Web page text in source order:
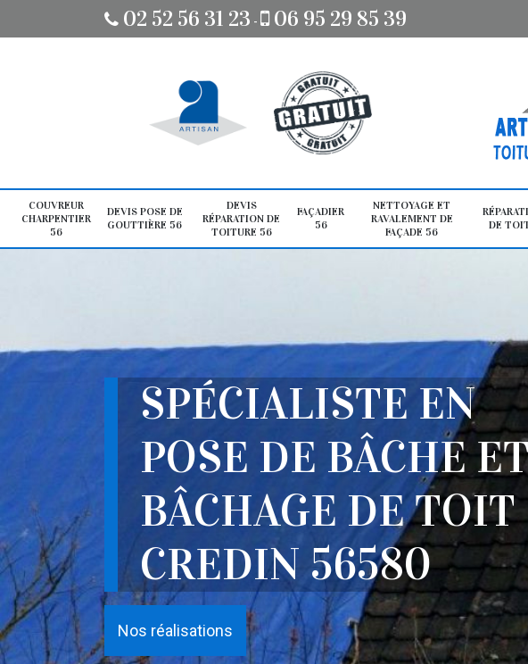
02 52 56 31 23 - 06 95 29 85 39
COUVREUR
CHARPENTIER
56
DEVIS POSE DE
GOUTTIÈRE 56
DEVIS
RÉPARATION DE
TOITURE 56
FAÇADIER
56
NETTOYAGE ET
RAVALEMENT DE
FAÇADE 56
DE
SPÉCIALISTE EN
POSE DE BÂCHE
BÂCHAGE DE TOIT
CREDIN 56580
Nos réalisations